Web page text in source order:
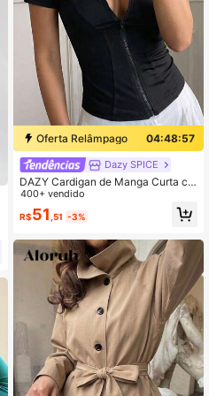
Oferta Relâmpago 04:48:57
Dazy SPICE
DAZY Cardigan de Manga Curta co
m Gola Alta Feminino, Jaqueta Fina
Casual de Ajuste Slim para Verão
400+ vendido
R$51 ,51 -3%